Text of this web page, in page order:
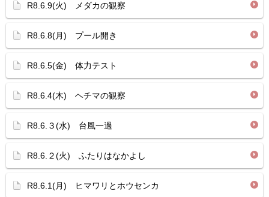
R8.6.9(火) メダカの観察
R8.6.8(月) プール開き
R8.6.5(金) 体力テスト
R8.6.4(木) ヘチマの観察
R8.6.３(水) 台風一過
R8.6.２(火) ふたりはなかよし
R8.6.1(月) ヒマワリとホウセンカ